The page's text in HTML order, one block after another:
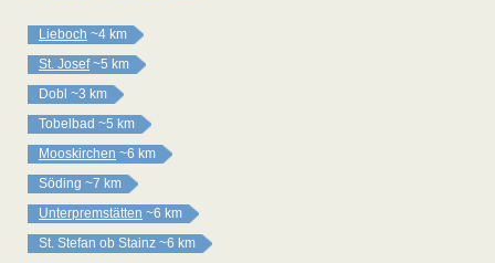
Lieboch ~4 km
St. Josef ~5 km
Dobl ~3 km
Tobelbad ~5 km
Mooskirchen ~6 km
Söding ~7 km
Unterpremstätten ~6 km
St. Stefan ob Stainz ~6 km